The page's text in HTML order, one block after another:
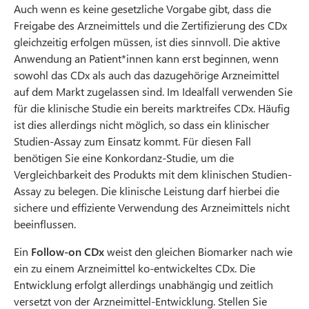
Auch wenn es keine gesetzliche Vorgabe gibt, dass die
Freigabe des Arzneimittels und die Zertifizierung des CDx
gleichzeitig erfolgen müssen, ist dies sinnvoll. Die aktive
Anwendung an Patient*innen kann erst beginnen, wenn
sowohl das CDx als auch das dazugehörige Arzneimittel
auf dem Markt zugelassen sind. Im Idealfall verwenden Sie
für die klinische Studie ein bereits marktreifes CDx. Häufig
ist dies allerdings nicht möglich, so dass ein klinischer
Studien-Assay zum Einsatz kommt. Für diesen Fall
benötigen Sie eine Konkordanz-Studie, um die
Vergleichbarkeit des Produkts mit dem klinischen Studien-
Assay zu belegen. Die klinische Leistung darf hierbei die
sichere und effiziente Verwendung des Arzneimittels nicht
beeinflussen.
Ein Follow-on CDxweist den gleichen Biomarker nach wie
ein zu einem Arzneimittel ko-entwickeltes CDx. Die
Entwicklung erfolgt allerdings unabhängig und zeitlich
versetzt von der Arzneimittel-Entwicklung. Stellen Sie